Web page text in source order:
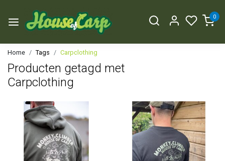
0
Home Tags Carpclothing
Producten getagd met
Carpclothing